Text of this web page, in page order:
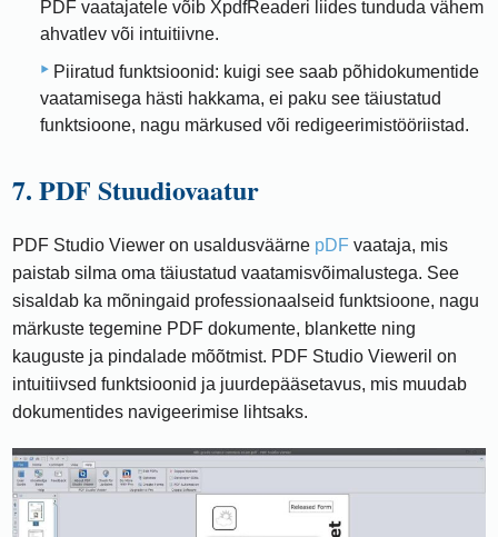
PDF vaatajatele võib XpdfReaderi liides tunduda vähem
ahvatlev või intuitiivne.
Piiratud funktsioonid: kuigi see saab põhidokumentide
vaatamisega hästi hakkama, ei paku see täiustatud
funktsioone, nagu märkused või redigeerimistööriistad.
7. PDF Stuudiovaatur
PDF Studio Viewer on usaldusväärne pDF vaataja, mis
paistab silma oma täiustatud vaatamisvõimalustega. See
sisaldab ka mõningaid professionaalseid funktsioone, nagu
märkuste tegemine PDF dokumente, blankette ning
kauguste ja pindalade mõõtmist. PDF Studio Vieweril on
intuitiivsed funktsioonid ja juurdepääsetavus, mis muudab
dokumentides navigeerimise lihtsaks.